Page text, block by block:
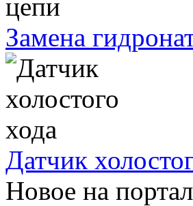
Замена
Датчик
Новое на